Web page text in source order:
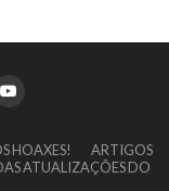
HOAXES!
ARTIGOS
ATUALIZAÇÕES DO